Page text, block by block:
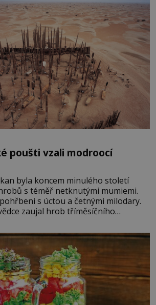
poušti vzali modroocí
byla koncem minulého století
s téměř netknutými mumiemi.
s úctou a četnými milodary.
zaujal hrob tříměsíčního
odborníci zdejším klimatickým
prosolené písky a extrémně